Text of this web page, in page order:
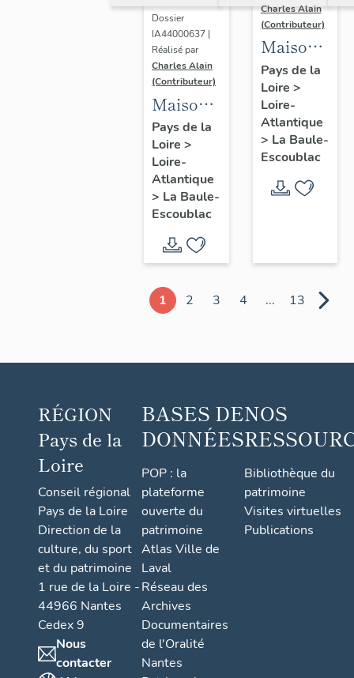
Dossier
IA44000637 |
Réalisé par
Charles Alain
(Contributeur)
Maison
dite villa
balnéaire
Les
Peupliers,
23
avenue
des
Pays de la
Loire >
Loire-
Atlantique
> La Baule-
Escoublac
Charles Alain
(Contributeur)
Maison
dite villa
balnéaire
Gazonette
puis
Romance,
avenue
Pays de la
Loire >
Loire-
Atlantique
> La Baule-
Escoublac
1 2 3 4 ... 13
RÉGION
Pays de la
Loire
Conseil régional
Pays de la Loire
Direction de la
culture, du sport
et du patrimoine
1 rue de la Loire -
44966 Nantes
Cedex 9
Nous
contacter
BASES DE
DONNÉES
POP : la
plateforme
ouverte du
patrimoine
Atlas Ville de
Laval
Réseau des
Archives
Documentaires
de l'Oralité
Nantes
NOS
Bibliothèque du
patrimoine
Visites virtuelles
Publications